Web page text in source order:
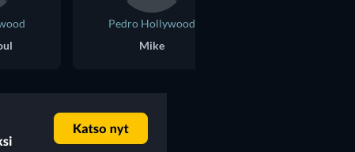
Pedro Hollywood
Mike